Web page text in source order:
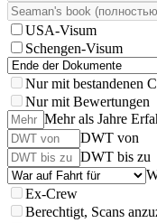
USA-Visum
Schengen-Visum
Nur mit bestandenen
Nur mit Bewertungen
Mehr als Jahre
DWT von
DWT bis zu
Ex-Crew
Berechtigt, Scans